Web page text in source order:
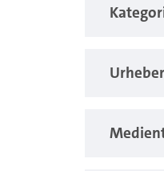
Urheber